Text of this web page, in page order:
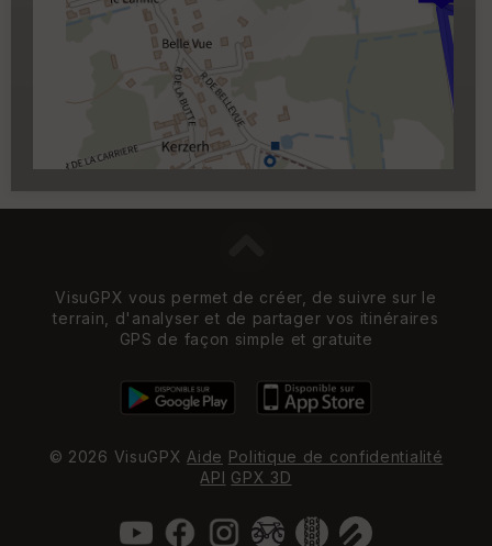
Carroyage UTM
(1km à partir du niveau de
zoom 14)
VisuGPX vous permet de créer, de suivre sur le
terrain, d'analyser et de partager vos itinéraires
GPS de façon simple et gratuite
© 2026 VisuGPX Aide Politique de confidentialité
API GPX 3D